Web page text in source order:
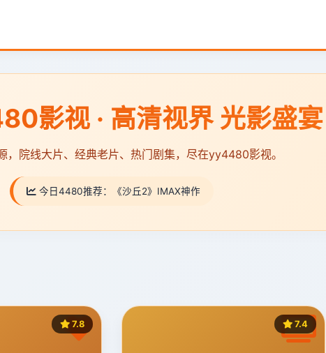
影视 · 高清视界 光影盛宴
，院线大片、经典老片、热门剧集，尽在yy4480影视。
今日4480推荐： 《沙丘2》IMAX神作
7.8 7.4